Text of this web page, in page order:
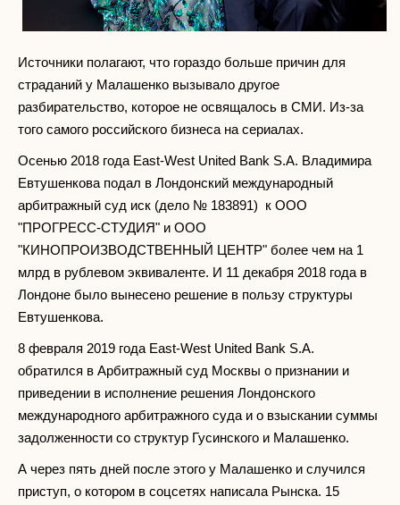
Источники полагают, что гораздо больше причин для
страданий у Малашенко вызывало другое
разбирательство, которое не освящалось в СМИ. Из-за
того самого российского бизнеса на сериалах.
Осенью 2018 года East-West United Bank S.A. Владимира
Евтушенкова подал в Лондонский международный
арбитражный суд иск (дело № 183891) к ООО
"ПРОГРЕСС-СТУДИЯ" и ООО
"КИНОПРОИЗВОДСТВЕННЫЙ ЦЕНТР" более чем на 1
млрд в рублевом эквиваленте. И 11 декабря 2018 года в
Лондоне было вынесено решение в пользу структуры
Евтушенкова.
8 февраля 2019 года East-West United Bank S.A.
обратился в Арбитражный суд Москвы о признании и
приведении в исполнение решения Лондонского
международного арбитражного суда и о взыскании суммы
задолженности со структур Гусинского и Малашенко.
А через пять дней после этого у Малашенко и случился
приступ, о котором в соцсетях написала Рынска. 15